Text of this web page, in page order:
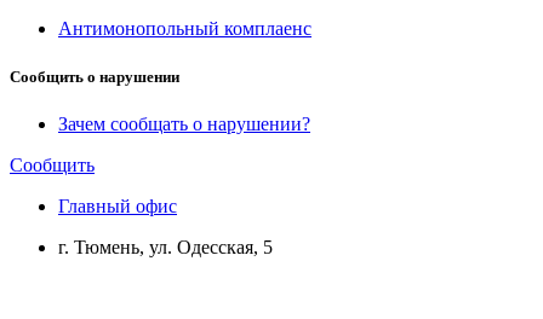
Антимонопольный комплаенс
Сообщить о нарушении
Зачем сообщать о нарушении?
Сообщить
Главный офис
г. Тюмень, ул. Одесская, 5